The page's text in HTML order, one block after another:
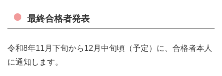
最終合格者発表
令和8年11月下旬から12月中旬頃（予定）に、合格者本人
に通知します。